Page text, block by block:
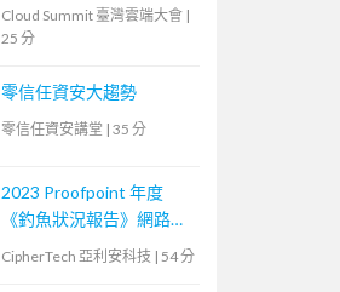
Cloud Summit 臺灣雲端大會 |
25 分
零信任資安大趨勢
零信任資安講堂 | 35 分
2023 Proofpoint 年度
《釣魚狀況報告》網路研
CipherTech 亞利安科技 | 54 分